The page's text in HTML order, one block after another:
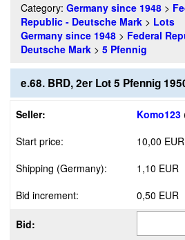
Category: Germany since 1948 >
Republic - Deutsche Mark > Lots
Germany since 1948 > Federal
Deutsche Mark > 5 Pfennig
e.68. BRD, 2er Lot 5 Pfennig
Seller: Komo123
Start price:
10,00 EUR
Shipping (Germany):
1,10 EUR
Bid increment:
0,50 EUR
Bid: